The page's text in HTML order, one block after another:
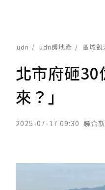
udn udn房地產 區域觀
北市府砸
來？」
2025-07-17 09:30 聯合